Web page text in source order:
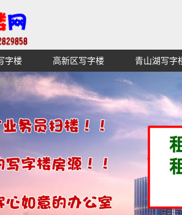
写字楼出租租赁招租出售,找高端高
字楼 高新区写字楼 青山湖写字
域名